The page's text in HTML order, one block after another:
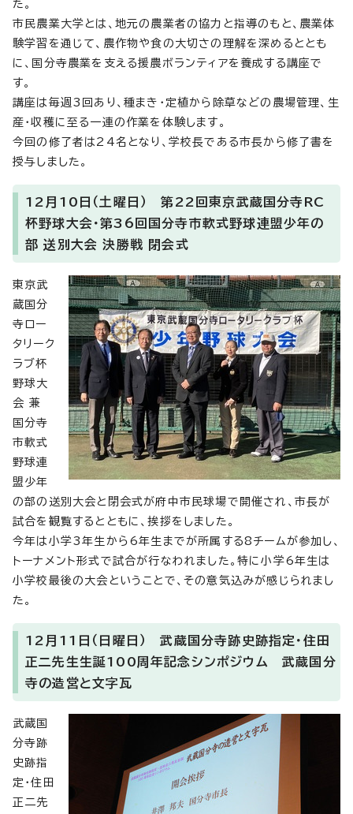
た。
市民農業大学とは、地元の農業者の協力と指導のもと、農業体
験学習を通じて、農作物や食の大切さの理解を深めるととも
に、国分寺農業を支える援農ボランティアを養成する講座で
す。
講座は毎週3回あり、種まき・定植から除草などの農場管理、生
産・収穫に至る一連の作業を体験します。
今回の修了者は24名となり、学校長である市長から修了書を
授与しました。
12月10日（土曜日） 第22回東京武蔵国分寺RC
杯野球大会・第36回国分寺市軟式野球連盟少年の
部 送別大会 決勝戦 閉会式
東京武
蔵国分
寺ロー
タリーク
ラブ杯
野球大
会 兼
国分寺
市軟式
野球連
盟少年
の部の送別大会と閉会式が府中市民球場で開催され、市長が
試合を観覧するとともに、挨拶をしました。
今年は小学3年生から6年生までが所属する8チームが参加し、
トーナメント形式で試合が行なわれました。特に小学6年生は
小学校最後の大会ということで、その意気込みが感じられまし
た。
12月11日（日曜日） 武蔵国分寺跡史跡指定・住田
正二先生生誕100周年記念シンポジウム 武蔵国分
寺の造営と文字瓦
武蔵国
分寺跡
史跡指
定・住田
正二先